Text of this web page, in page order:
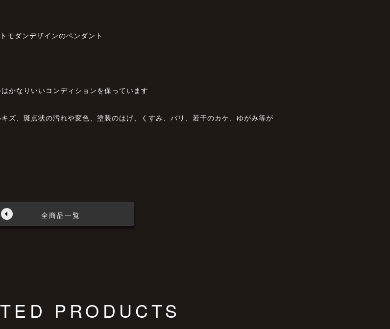
モダンデザインのペンダント
かなりいいコンディションを保っています
ズ、斑点状の汚れや変色、塗装のはげ、くすみ、バリ、若干のカケ、ゆがみ等が
全商品一覧
PRODUCTS